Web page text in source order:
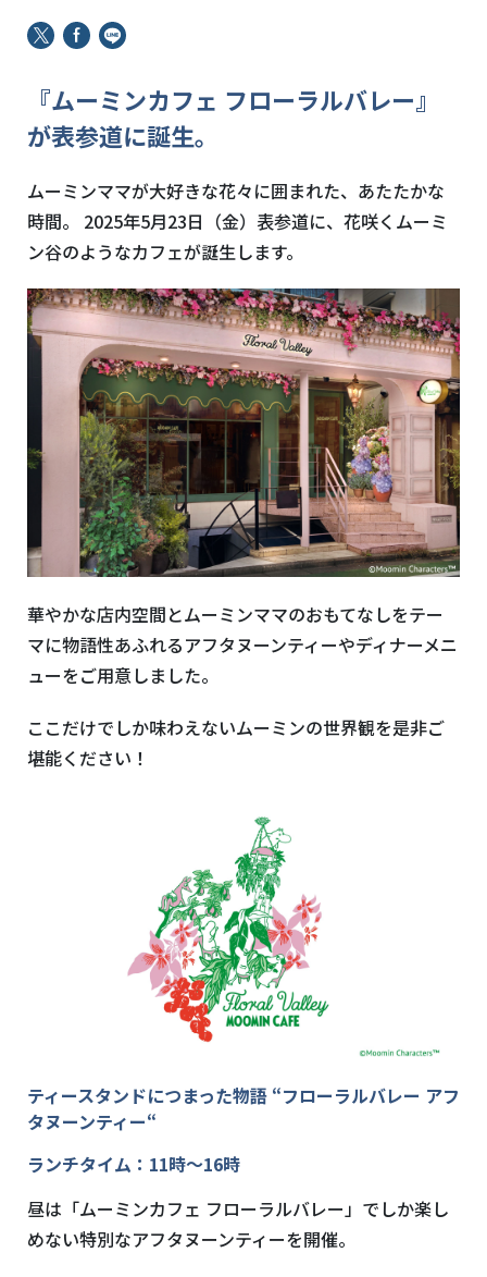
『ムーミンカフェ フローラルバレー』
が表参道に誕⽣。
ムーミンママが⼤好きな花々に囲まれた、あたたかな
時間。 2025年5⽉23⽇（⾦）表参道に、花咲くムーミ
ン⾕のようなカフェが誕⽣します。
華やかな店内空間とムーミンママのおもてなしをテー
マに物語性あふれるアフタヌーンティーやディナーメニ
ューをご用意しました。
ここだけでしか味わえないムーミンの世界観を是非ご
堪能ください！
ティースタンドにつまった物語 “フローラルバレー アフ
タヌーンティー“
ランチタイム：11時～16時
昼は「ムーミンカフェ フローラルバレー」でしか楽し
めない特別なアフタヌーンティーを開催。